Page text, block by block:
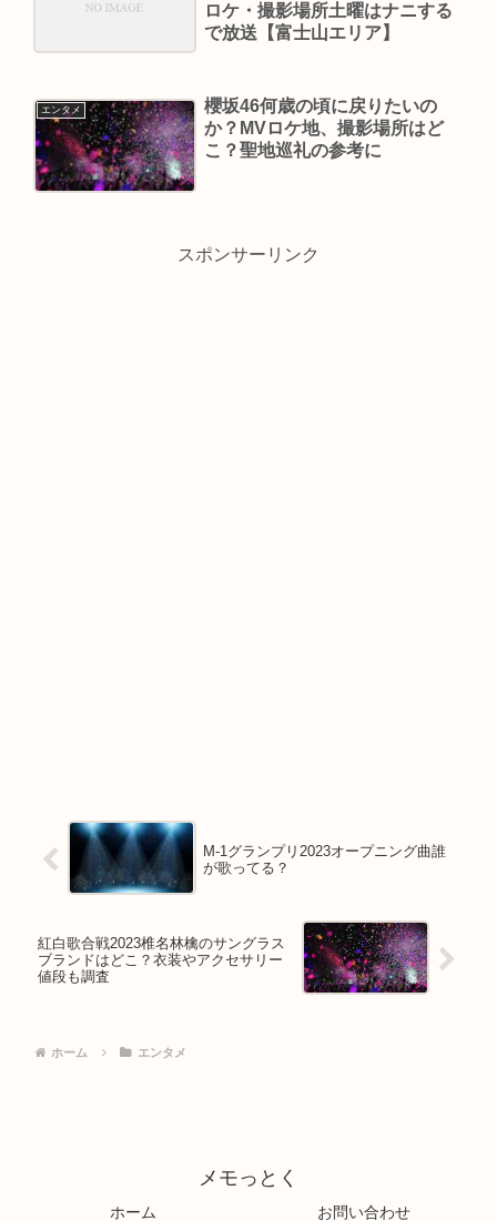
ロケ・撮影場所土曜はナニする
で放送【富士山エリア】
エンタメ
櫻坂46何歳の頃に戻りたいの
か？MVロケ地、撮影場所はど
こ？聖地巡礼の参考に
スポンサーリンク
M-1グランプリ2023オープニング曲誰
が歌ってる？
紅白歌合戦2023椎名林檎のサングラス
ブランドはどこ？衣装やアクセサリー
値段も調査
ホーム エンタメ
メモっとく
ホーム お問い合わせ